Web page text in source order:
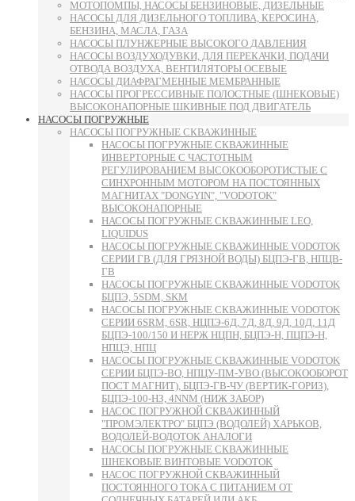
МОТОПОМПЫ, НАСОСЫ БЕНЗИНОВЫЕ, ДИЗЕЛЬНЫЕ
НАСОСЫ ДЛЯ ДИЗЕЛЬНОГО ТОПЛИВА, КЕРОСИНА,
БЕНЗИНА, МАСЛА, ГАЗА
НАСОСЫ ПЛУНЖЕРНЫЕ ВЫСОКОГО ДАВЛЕНИЯ
НАСОСЫ ВОЗДУХОДУВКИ, ДЛЯ ПЕРЕКАЧКИ, ПОДАЧИ
ОТВОДА ВОЗДУХА, ВЕНТИЛЯТОРЫ ОСЕВЫЕ
НАСОСЫ ДИАФРАГМЕННЫЕ МЕМБРАННЫЕ
НАСОСЫ ПРОГРЕССИВНЫЕ ПОЛОСТНЫЕ (ШНЕКОВЫЕ)
ВЫСОКОНАПОРНЫЕ ШКИВНЫЕ ПОД ДВИГАТЕЛЬ
НАСОСЫ ПОГРУЖНЫЕ
НАСОСЫ ПОГРУЖНЫЕ СКВАЖИННЫЕ
НАСОСЫ ПОГРУЖНЫЕ СКВАЖИННЫЕ
ИНВЕРТОРНЫЕ С ЧАСТОТНЫМ
РЕГУЛИРОВАНИЕМ ВЫСОКООБОРОТИСТЫЕ С
СИНХРОННЫМ МОТОРОМ НА ПОСТОЯННЫХ
МАГНИТАХ "DONGYIN", "VODOTOK"
ВЫСОКОНАПОРНЫЕ
НАСОСЫ ПОГРУЖНЫЕ СКВАЖИННЫЕ LEO,
LIQUIDUS
НАСОСЫ ПОГРУЖНЫЕ СКВАЖИННЫЕ VODOTOK
СЕРИИ ГВ (ДЛЯ ГРЯЗНОЙ ВОДЫ) БЦПЭ-ГВ, НПЦВ-
ГВ
НАСОСЫ ПОГРУЖНЫЕ СКВАЖИННЫЕ VODOTOK
БЦПЭ, 5SDM, SKM
НАСОСЫ ПОГРУЖНЫЕ СКВАЖИННЫЕ VODOTOK
СЕРИИ 6SRM, 6SR, НЦПЭ-6Д, 7Д, 8Д, 9Д, 10Д, 11Д
БЦПЭ-100/150 И НЕРЖ НЦПН, БЦПЭ-Н, ПЦПЭ-Н,
НПЦЭ, НПЦ
НАСОСЫ ПОГРУЖНЫЕ СКВАЖИННЫЕ VODOTOK
СЕРИИ БЦПЭ-ВО, НПЦУ-ПМ-УВО (ВЫСОКООБОРОТ
ПОСТ МАГНИТ), БЦПЭ-ГВ-ЧУ (ВЕРТИК-ГОРИЗ),
БЦПЭ-100-НЗ, 4NNM (НИЖ ЗАБОР)
НАСОС ПОГРУЖНОЙ СКВАЖИННЫЙ
"ПРОМЭЛЕКТРО" БЦПЭ (ВОДОЛЕЙ) ХАРЬКОВ,
ВОДОЛЕЙ-ВОДОТОК АНАЛОГИ
НАСОСЫ ПОГРУЖНЫЕ СКВАЖИННЫЕ
ШНЕКОВЫЕ ВИНТОВЫЕ VODOTOK
НАСОС ПОГРУЖНОЙ СКВАЖИННЫЙ
ПОСТОЯННОГО ТОКА С ПИТАНИЕМ ОТ